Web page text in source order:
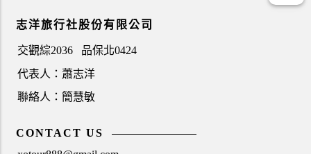
志洋旅行社股份有限公司
交觀綜2036
品保北0424
代表人：蕭志洋
聯絡人：簡慧敏
CONTACT US